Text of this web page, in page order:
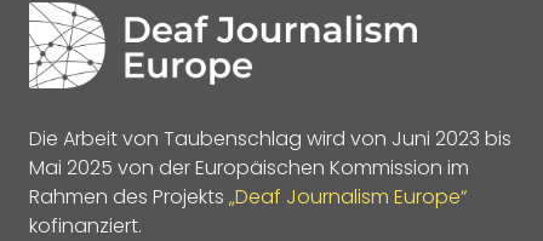
Die Arbeit von Taubenschlag wird von Juni 2023 bis
Mai 2025 von der Europäischen Kommission im
Rahmen des Projekts „Deaf Journalism Europe“
kofinanziert.